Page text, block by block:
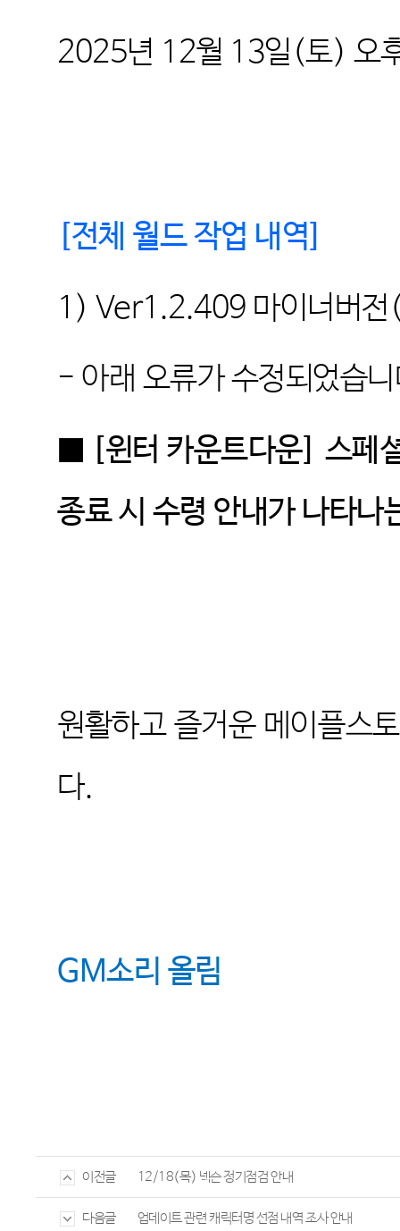
2025년 12월 13일 (토) 오
전체 월드 작업 내역
1) Ver1.2.409 마이너버전
- 아래 오류가 수정되었습
■ [ 윈터 카운트다운] 스페
종료 시 수령 안내가 나타나
원활하고 즐거운 메이플스
다.
GM소리 올림
이전글 12/18(목) 넥슨 정기점검 안내
다음글 업데이트 관련 캐릭터명 선점 내역 조사 안내